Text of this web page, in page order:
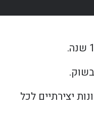
יצירתיים לכל